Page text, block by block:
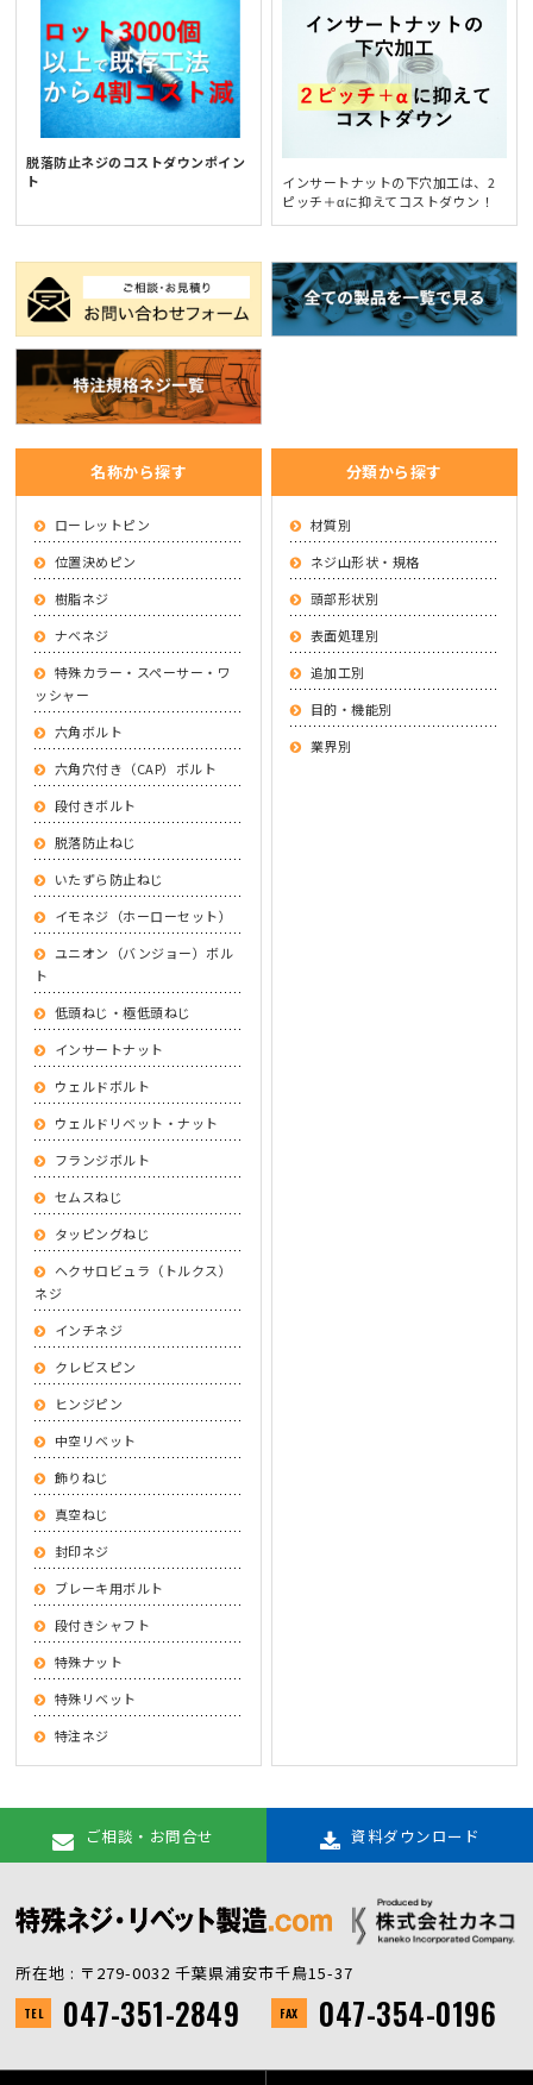
脱落防止ネジのコストダウンポイン
ト
インサートナットの下穴加工は、2
ピッチ＋αに抑えてコストダウン！
名称から探す
ローレットピン
位置決めピン
樹脂ネジ
ナベネジ
特殊カラー・スペーサー・ワ
ッシャー
六角ボルト
六角穴付き（CAP）ボルト
段付きボルト
脱落防止ねじ
いたずら防止ねじ
イモネジ（ホーローセット）
ユニオン（バンジョー）ボル
ト
低頭ねじ・極低頭ねじ
インサートナット
ウェルドボルト
ウェルドリベット・ナット
フランジボルト
セムスねじ
タッピングねじ
ヘクサロビュラ（トルクス）
ネジ
インチネジ
クレビスピン
ヒンジピン
中空リベット
飾りねじ
真空ねじ
封印ネジ
ブレーキ用ボルト
段付きシャフト
特殊ナット
特殊リベット
特注ネジ
分類から探す
材質別
ネジ山形状・規格
頭部形状別
表面処理別
追加工別
目的・機能別
業界別
ご相談・お問合せ 資料ダウンロード
所在地 : 〒279-0032 千葉県浦安市千鳥15-37
TEL 047-351-2849 FAX 047-354-0196